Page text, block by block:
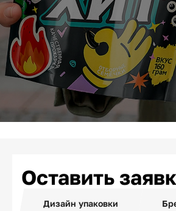
Оставить
Дизайн упаковки